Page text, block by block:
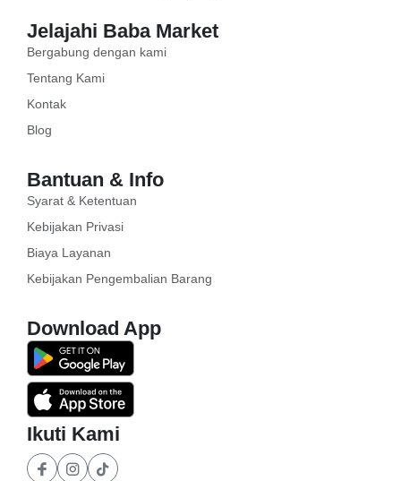
Jelajahi Baba Market
Bergabung dengan kami
Tentang Kami
Kontak
Blog
Bantuan & Info
Syarat & Ketentuan
Kebijakan Privasi
Biaya Layanan
Kebijakan Pengembalian Barang
Download App
Ikuti Kami